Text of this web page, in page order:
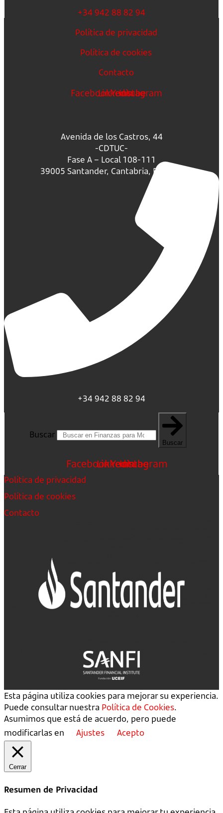
+34 942 88 82 94
Política de privacidad
Política de cookies
Contacto
FacebookLinkedin
Youtube
Instagram
Avenida de los Castros, 44
-CDTUC-
Fase A – Local 108-111
39005 Santander, Cantabria, España.
+34 942 88 82 94
Buscar
Buscar
FacebookLinkedin
Youtube
Instagram
Política de privacidad
Política de cookies
Contacto
Esta página utiliza cookies para mejorar su experiencia.
Puede consultar nuestra Política de Cookies.
Asumimos que está de acuerdo, pero puede
modificarlas en
Ajustes Acepto
Cerrar
Resumen de Privacidad